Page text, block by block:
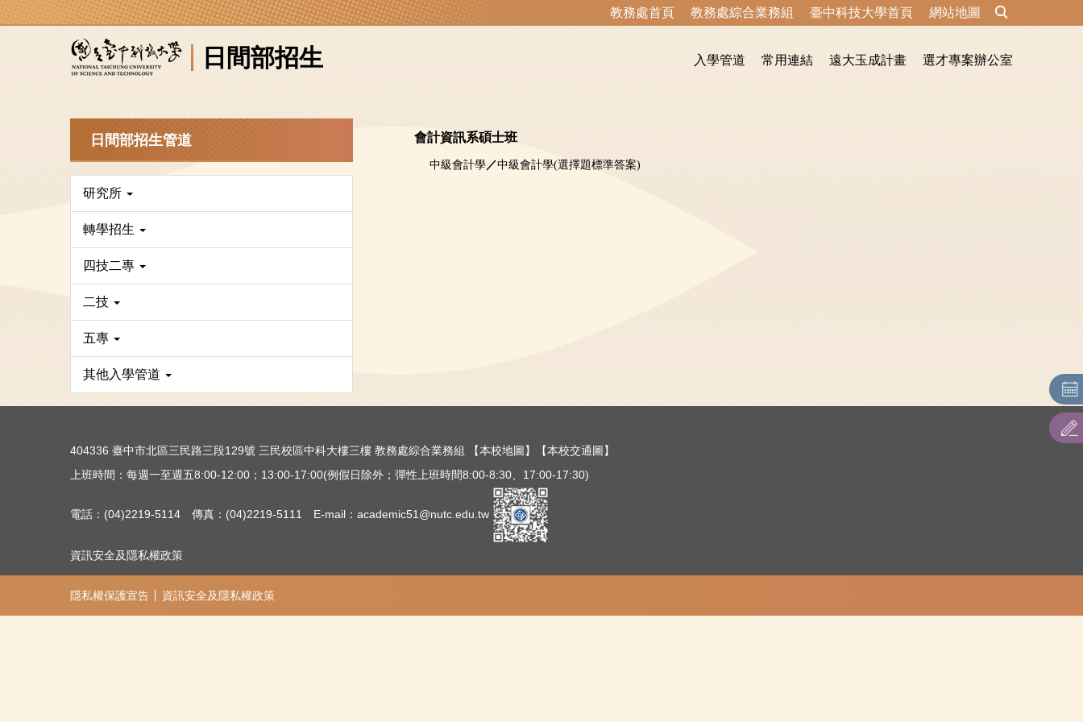
跳
日間部招生
教務處首頁 教務處綜合業務組 臺中科技大學首頁 網站地圖
入學管道 常用連結 遠大玉成計畫 選才專案辦公室
日間部招生管道
研究所
轉學招生
四技二專
二技
五專
其他入學管道
會計資訊系碩士班
中級會計學／中級會計學(選擇題標準答案)
404336 臺中市北區三民路三段129號 三民校區中科大樓三樓 教務處綜合業務組 【本校地圖】
【本校交通圖】
上班時間：每週一至週五8:00-12:00；13:00-17:00(例假日除外；彈性上班時間8:00-8:30、17:00-17:30)
電話：(04)2219-5114 傳真：(04)2219-5111 E-mail：academic51@nutc.edu.tw
資訊安全及隱私權政策
隱私權保護宣告 資訊安全及隱私權政策